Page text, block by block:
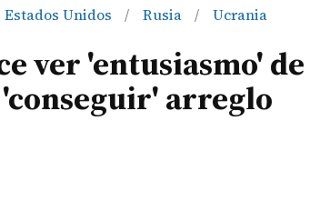
Estados Unidos / Rusia / Ucrania
ver 'entusiasmo'
arreglo